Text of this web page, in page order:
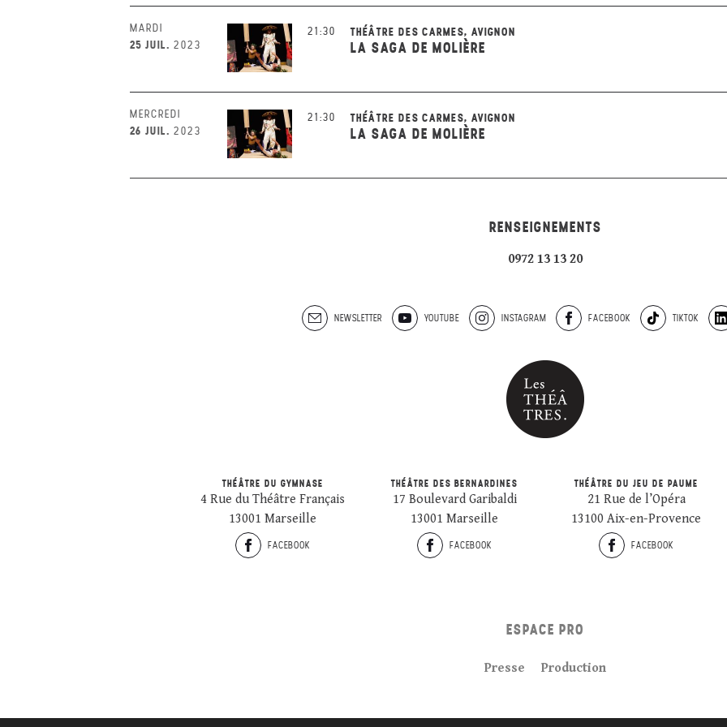
MARDI
25 JUIL. 2023
21:30 THÉÂTRE DES CARMES, AVIGNON
LA SAGA DE MOLIÈRE
MERCREDI
26 JUIL. 2023
21:30 THÉÂTRE DES CARMES, AVIGNON
LA SAGA DE MOLIÈRE
RENSEIGNEMENTS
0972 13 13 20
NEWSLETTER YOUTUBE INSTAGRAM FACEBOOK TIKTOK
THÉÂTRE DU GYMNASE
4 Rue du Théâtre Français
13001 Marseille
FACEBOOK
THÉÂTRE DES BERNARDINES
17 Boulevard Garibaldi
13001 Marseille
FACEBOOK
THÉÂTRE DU JEU DE PAUME
21 Rue de l’Opéra
13100 Aix-en-Provence
FACEBOOK
ESPACE PRO
Presse Production